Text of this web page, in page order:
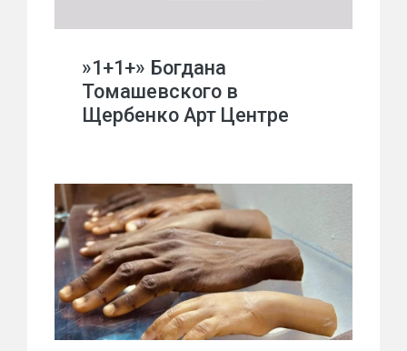
»1+1+» Богдана
Томашевского в
Щербенко Арт Центре